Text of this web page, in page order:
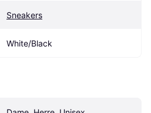
Sneakers
White/Black